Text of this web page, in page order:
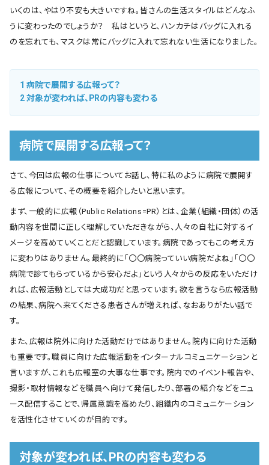
いくのは、やはり不安も大きいですね。皆さんの生活スタイルはどんなふ
うに変わったのでしょうか？ 私はというと、ハンカチはバッグに入れる
のを忘れても、マスクは常にバッグに入れて忘れない生活になりました。
1 病院で展開する広報って？
2対象が変われば、PRの内容も変わる
病院で展開する広報って？
さて、今回は広報の仕事についてお話し、特に私のように病院で展開す
る広報について、その概要を紹介したいと思います。
まず、一般的に広報（Public Relations=PR）とは、企業（組織・団体）の活
動内容を世間に正しく理解していただきながら、人々の自社に対するイ
メージを高めていくことだと認識しています。病院であってもこの考え方
に変わりはありません。最終的に「〇〇病院っていい病院だよね」「〇〇
病院で診てもらっているから安心だよ」という人々からの反応をいただけ
れば、広報活動としては大成功だと思っています。欲を言うなら広報活動
の結果、病院へ来てくださる患者さんが増えれば、なおありがたい話で
す。
また、広報は院外に向けた活動だけではありません。院内に向けた活動
も重要です。職員に向けた広報活動をインターナルコミュニケーションと
言いますが、これも広報室の大事な仕事です。院内でのイベント報告や、
撮影・取材情報などを職員へ向けて発信したり、部署の紹介などをニュ
ース配信することで、帰属意識を高めたり、組織内のコミュニケーション
を活性化させていくのが目的です。
対象が変われば、PRの内容も変わる